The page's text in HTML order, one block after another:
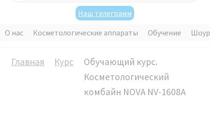
Наш телеграмм
О нас Косметологические аппараты Обучение
Главная Курс
Обучающий курс.
Косметологический
комбайн NOVA NV-1608A